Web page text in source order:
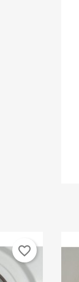
favorite_border